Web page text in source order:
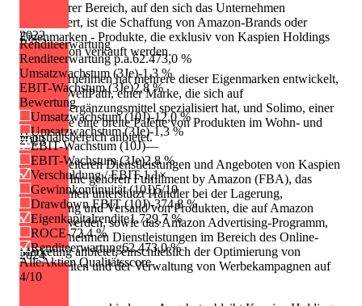
2022
2023
2024
Renditeerwartung
Renditeerwartung p.a.62.473,0 %
Umsatzwachstum (3Je)-1,3 %
EBIT-Wachstum (3Je)2,8 %
Bewertung
Umsatzwachstum (10J)-12,0 %
Umsatzwachstum (3Je)-1,3 %
EBIT-Wachstum (10J)—
EBIT-Wachstum (3Je)2,8 %
Verschuldung / EBIT-1,1×
Gewinnkontinuität (10J)5/10
Drawdown EBIT (10J)-374,8 %
Eigenkapitalrendite1.729,7 %
ROCE-72,4 %
Renditeerwartung62.473,0 %
AlleAktien Qualitätsscore
4/10
Ein weiterer Bereich, auf den sich das Unternehmen
konzentriert, ist die Schaffung von Amazon-Brands oder
Eigenmarken - Produkte, die exklusiv von Kaspien Holdings
auf Amazon verkauft werden.
Das Unternehmen hat mehrere dieser Eigenmarken entwickelt,
darunter WellPath, einer Marke, die sich auf
Nahrungsergänzungsmittel spezialisiert hat, und Solimo, einer
Marke, die eine breite Palette von Produkten im Wohn- und
Haushaltsbereich anbietet.
Zu den weiteren Dienstleistungen und Angeboten von Kaspien
Holdings Inc gehören Fulfillment by Amazon (FBA), das
Unternehmen unterstützt Händler bei der Lagerung,
Verpackung und Versand von Produkten, die auf Amazon
verkauft werden, sowie das Amazon Advertising-Programm,
das Unternehmen Dienstleistungen im Bereich des Online-
Marketing anbietet, einschließlich der Optimierung von
Produktseiten und der Verwaltung von Werbekampagnen auf
Amazon.